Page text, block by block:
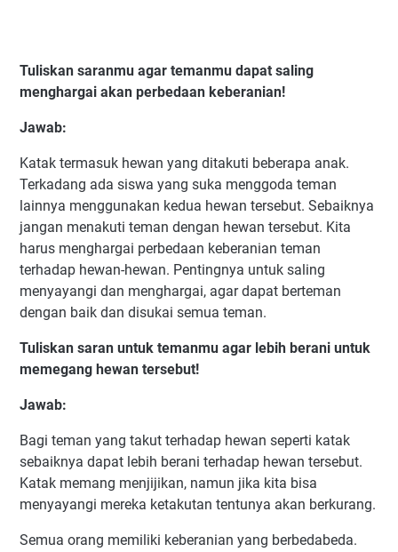
Tuliskan saranmu agar temanmu dapat saling
menghargai akan perbedaan keberanian!
Jawab:
Katak termasuk hewan yang ditakuti beberapa anak.
Terkadang ada siswa yang suka menggoda teman
lainnya menggunakan kedua hewan tersebut. Sebaiknya
jangan menakuti teman dengan hewan tersebut. Kita
harus menghargai perbedaan keberanian teman
terhadap hewan-hewan. Pentingnya untuk saling
menyayangi dan menghargai, agar dapat berteman
dengan baik dan disukai semua teman.
Tuliskan saran untuk temanmu agar lebih berani untuk
memegang hewan tersebut!
Jawab:
Bagi teman yang takut terhadap hewan seperti katak
sebaiknya dapat lebih berani terhadap hewan tersebut.
Katak memang menjijikan, namun jika kita bisa
menyayangi mereka ketakutan tentunya akan berkurang.
Semua orang memiliki keberanian yang berbedabeda.